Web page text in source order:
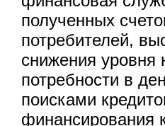
полученных
потребителей,
снижения
потребности в
поисками
финансирования